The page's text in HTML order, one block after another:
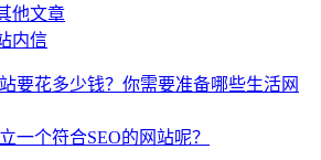
他文章
内信
要花多少钱？你需要准备哪些生活网
一个符合SEO的网站呢？